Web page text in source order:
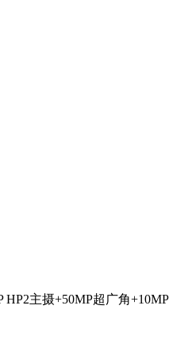
主摄+50MP超广角